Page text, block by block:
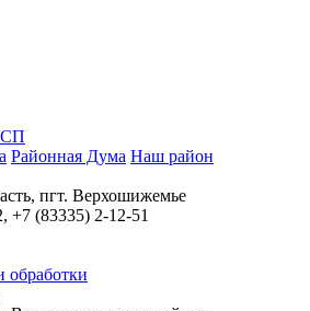
Районная Дума Наш район
пгт. Верхошижемье
+7 (83335) 2-12-51
обработки